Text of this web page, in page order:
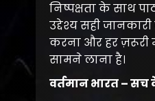
निष्पक्षता के साथ
उद्देश्य सही
करना और हर ज़रूरी
सामने लाना है।
वर्तमान भारत – सच